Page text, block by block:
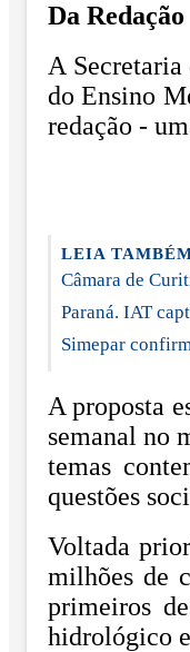
Da Redação
A
do Ensino
redação -
LEIA
Câmara de
Paraná. IAT
Simepar
A proposta
semanal no
temas
questões
Voltada
milhões de
primeiros
hidrológico